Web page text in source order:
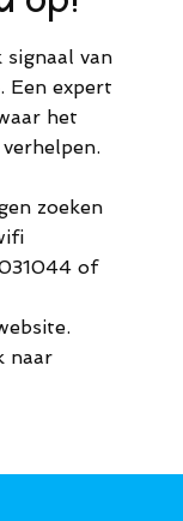
signaal van
Een expert
het
zoeken
of
naar